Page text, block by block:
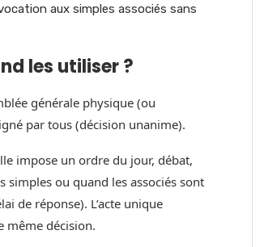
aux simples associés sans
les utiliser ?
générale physique (ou
par tous (décision unanime).
impose un ordre du jour, débat,
simples ou quand les associés sont
de réponse). L’acte unique
même décision.